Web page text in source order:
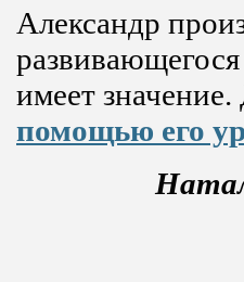
Александр
развивающегося
имеет
помощью его